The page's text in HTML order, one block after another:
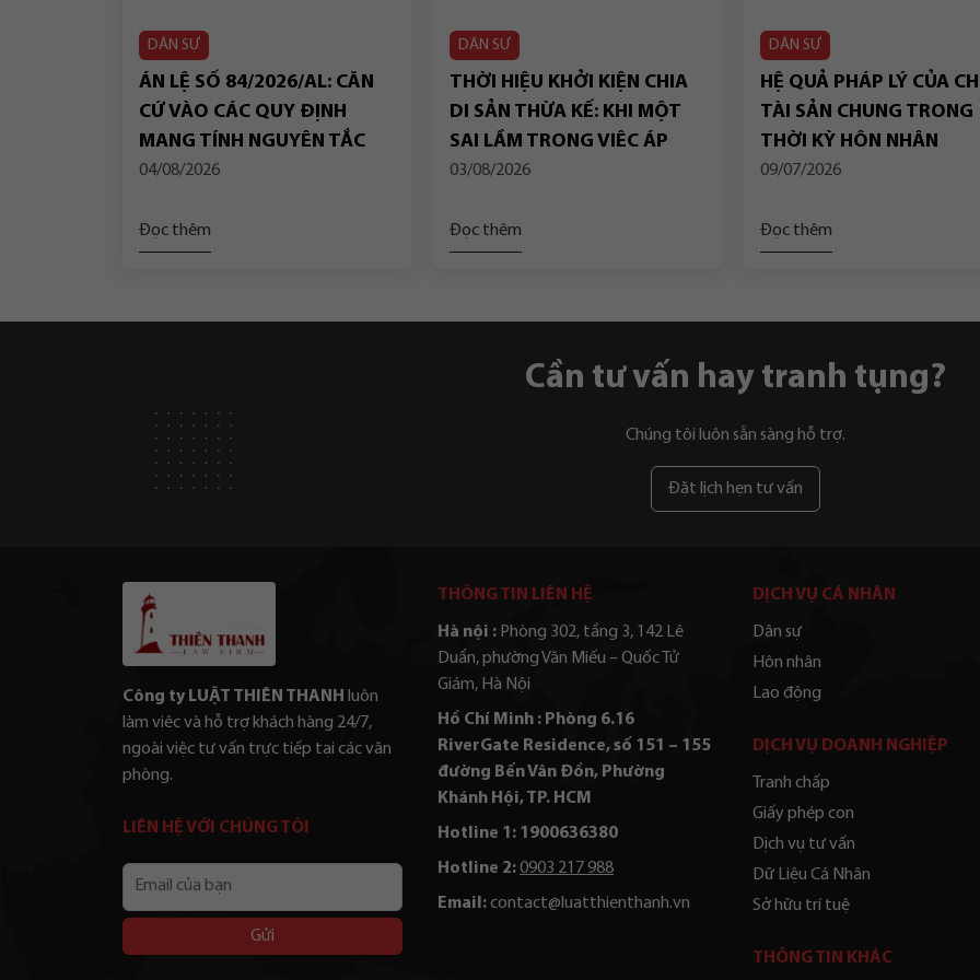
DÂN SỰ
ÁN LỆ SỐ 84/2026/AL: CĂN
CỨ VÀO CÁC QUY ĐỊNH
MANG TÍNH NGUYÊN TẮC
CỦA PHÁP LUẬT VỀ “QUYỀN
LỢI ÍCH TỐT NHẤT CỦA TRẺ
EM TRONG TRƯỜNG HỢP
NGƯỜI ĐỘC THÂN CHẾT
04/08/2026
Đọc thêm
DÂN SỰ
THỜI HIỆU KHỞI KIỆN CHIA
DI SẢN THỪA KẾ: KHI MỘT
SAI LẦM TRONG VIỆC ÁP
DỤNG QUY ĐỊNH CHUYỂN
TOÀN BỘ BẢN ÁN SƠ THẨM
03/08/2026
Đọc thêm
DÂN SỰ
HỆ QUẢ PHÁP LÝ CỦA
TÀI SẢN CHUNG TRONG
THỜI KỲ HÔN NHÂN
09/07/2026
Đọc thêm
Cần tư vấn hay tranh tụng?
Chúng tôi luôn sẵn sàng hỗ trợ.
Đặt lịch hẹn tư vấn
Công ty LUẬT THIÊN THANH luôn
làm viêc và hỗ trợ khách hàng 24/7,
ngoài việc tư vấn trực tiếp tại các văn
phòng.
LIÊN HỆ VỚI CHÚNG TÔI
Email
THÔNG TIN LIÊN HỆ
Hà nội : Phòng 302, tầng 3, 142 Lê
Duẩn, phường Văn Miếu – Quốc Tử
Giám, Hà Nội
Hồ Chí Minh : Phòng 6.16
RiverGate Residence, số 151 – 155
đường Bến Vân Đồn, Phường
Khánh Hội, TP. HCM
Hotline 1: 1900636380
Hotline 2:0903 217 988
Email:contact@luatthienthanh.vn
DỊCH VỤ CÁ NHÂN
Dân sự
Hôn nhân
Lao động
DỊCH VỤ DOANH NGHIỆP
Tranh chấp
Giấy phép con
Dịch vụ tư vấn
Dữ Liệu Cá Nhân
Sở hữu trí tuệ
THÔNG TIN KHÁC